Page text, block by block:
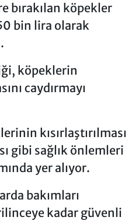
bırakılan köpekler
bin lira olarak
köpeklerin
caydırmayı
kısırlaştırılması
gibi sağlık önlemleri
yer alıyor.
bakımları
kadar güvenli